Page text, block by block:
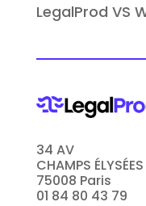
LegalProd VS
34 AV
CHAMPS ÉLYSÉES
75008 Paris
01 84 80 43 79